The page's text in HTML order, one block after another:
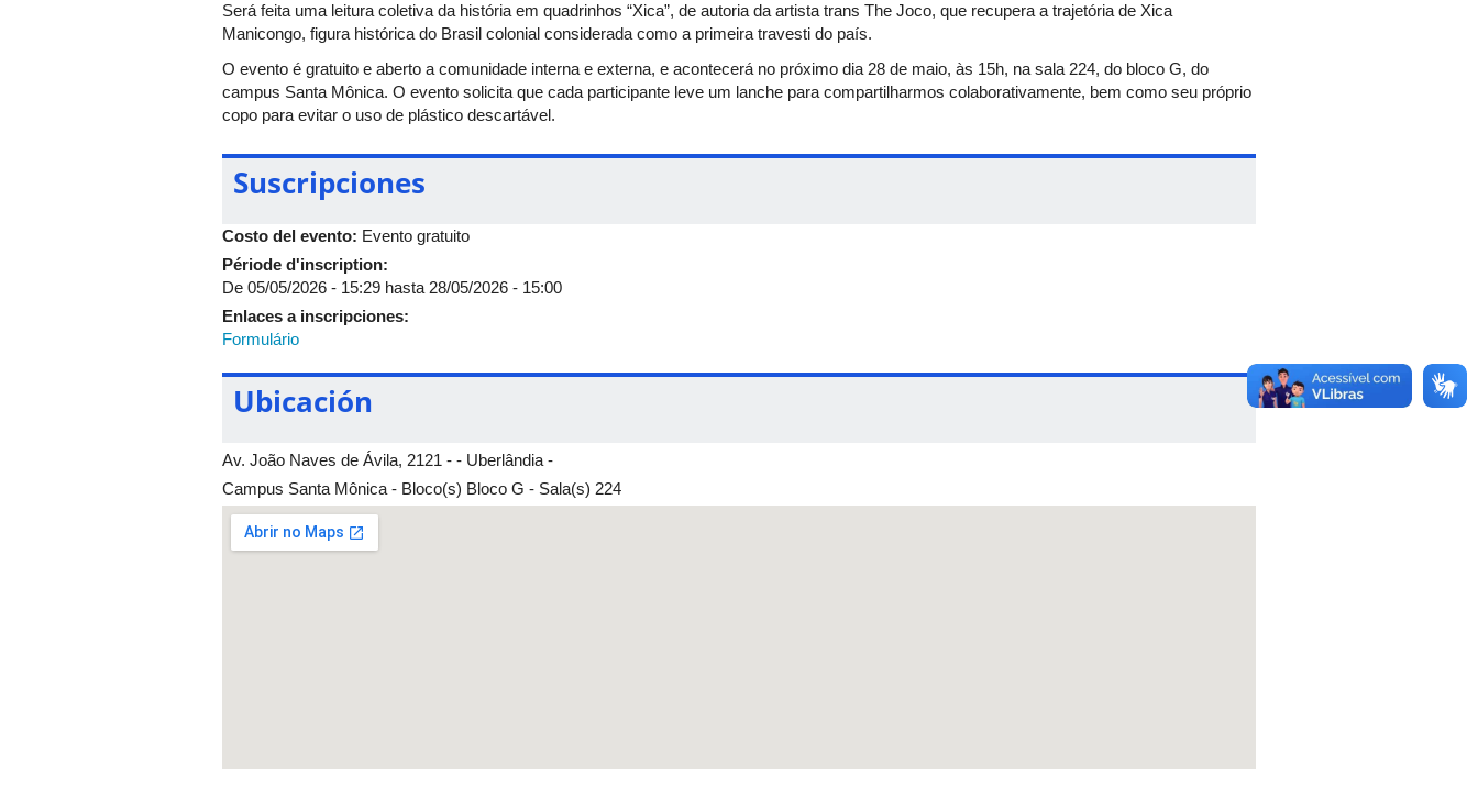
Será feita uma leitura coletiva da história em quadrinhos “Xica”, de autoria da artista trans The Joco, que recupera a trajetória de Xica
Manicongo, figura histórica do Brasil colonial considerada como a primeira travesti do país.
O evento é gratuito e aberto a comunidade interna e externa, e acontecerá no próximo dia 28 de maio, às 15h, na sala 224, do bloco G, do
campus Santa Mônica. O evento solicita que cada participante leve um lanche para compartilharmos colaborativamente, bem como seu próprio
copo para evitar o uso de plástico descartável.
Suscripciones
Costo del evento: Evento gratuito
Période d'inscription:
De 05/05/2026 - 15:29 hasta 28/05/2026 - 15:00
Enlaces a inscripciones:
Formulário
Ubicación
Av. João Naves de Ávila, 2121 - - Uberlândia -
Campus Santa Mônica - Bloco(s) Bloco G - Sala(s) 224